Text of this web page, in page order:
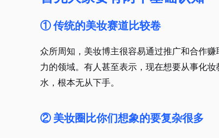
① 传统的美妆赛道比较卷
众所周知，美妆博主很容易通过推广和合作
力的领域。有人甚至表示，现在想要从事化
水，根本无从下手。
② 美妆圈比你们想象的要复杂很多